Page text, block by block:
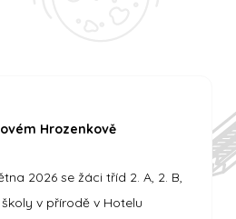
Hrozenkově
2026 se žáci tříd 2. A, 2. B,
v přírodě v Hotelu